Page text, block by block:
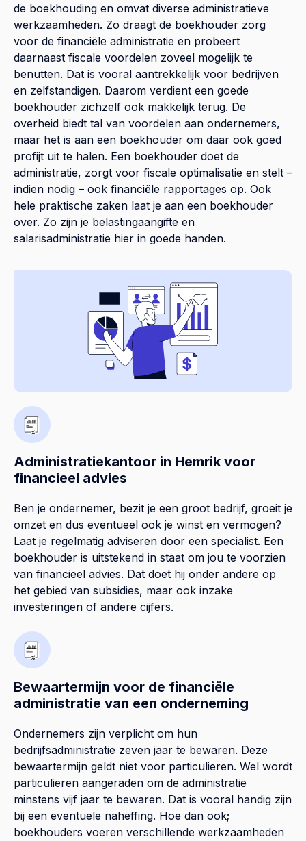
de boekhouding en omvat diverse administratieve
werkzaamheden. Zo draagt de boekhouder zorg
voor de financiële administratie en probeert
daarnaast fiscale voordelen zoveel mogelijk te
benutten. Dat is vooral aantrekkelijk voor bedrijven
en zelfstandigen. Daarom verdient een goede
boekhouder zichzelf ook makkelijk terug. De
overheid biedt tal van voordelen aan ondernemers,
maar het is aan een boekhouder om daar ook goed
profijt uit te halen. Een boekhouder doet de
administratie, zorgt voor fiscale optimalisatie en stelt –
indien nodig – ook financiële rapportages op. Ook
hele praktische zaken laat je aan een boekhouder
over. Zo zijn je belastingaangifte en
salarisadministratie hier in goede handen.
Administratiekantoor in Hemrik voor
financieel advies
Ben je ondernemer, bezit je een groot bedrijf, groeit je
omzet en dus eventueel ook je winst en vermogen?
Laat je regelmatig adviseren door een specialist. Een
boekhouder is uitstekend in staat om jou te voorzien
van financieel advies. Dat doet hij onder andere op
het gebied van subsidies, maar ook inzake
investeringen of andere cijfers.
Bewaartermijn voor de financiële
administratie van een onderneming
Ondernemers zijn verplicht om hun
bedrijfsadministratie zeven jaar te bewaren. Deze
bewaartermijn geldt niet voor particulieren. Wel wordt
particulieren aangeraden om de administratie
minstens vijf jaar te bewaren. Dat is vooral handig zijn
bij een eventuele naheffing. Hoe dan ook;
boekhouders voeren verschillende werkzaamheden